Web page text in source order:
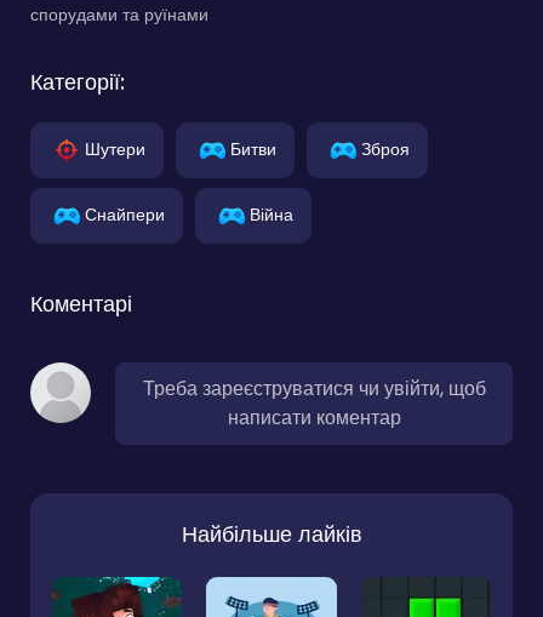
спорудами та руїнами
Категорії:
Шутери Битви Зброя
Снайпери Війна
Коментарі
Треба зареєструватися чи увійти, щоб
написати коментар
Найбільше лайків